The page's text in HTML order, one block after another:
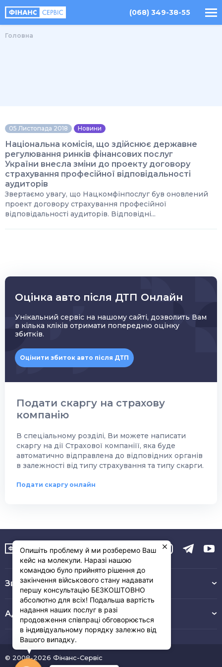
(068) 349-38-55
Головна
05 Листопада 2018 Новини
Національна комісія, що здійснює державне
регулювання ринків фінансових послуг
України внесла зміни до проекту договору
страхування професійної відповідальності
аудиторів
Звертаємо увагу, що Нацкомфінпослуг був оновлений
проект договору страхування професійної
відповідальності аудиторів. Відповідні...
Оцінка авто після ДТП Онлайн
Унікальний сервіс на нашому сайті, дозволить Вам
в кілька кліків отримати попередню оцінку
збитків.
Оцінити збиток авто після ДТП
Подати скаргу на страхову
компанію
В спеціальному розділі, Ви можете написати
скаргу на дії Страхової компаніїї, яка буде
автоматично відправлена до відповідних органів
в залежності від типу страхування та типу скарги.
Подати скаргу онлайн
Зв’язок з нами :
Адреса
© 2008-2026 Фінанс-Сервіс
Опишіть проблему й ми розберемо Ваш
кейс на молекули. Наразі нашою
командою було прийнято рішення до
закінчення військового стану надавати
першу консультацію БЕЗКОШТОВНО
абсолютно для всіх! Подальша вартість
надання наших послуг в разі
продовження співпраці обговорюється
в індивідуальному порядку залежно від
Вашого випадку.